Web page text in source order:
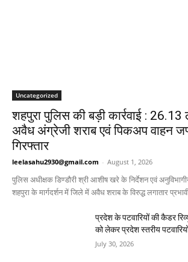
Uncategorized
शहपुरा पुलिस की बड़ी कार्रवाई :
अवैध अंग्रेजी शराब एवं पिकअप वाहन
गिरफ्तार
leelasahu2930@gmail.com - August 1, 2026
पुलिस अधीक्षक डिण्डौरी श्री आशीष खरे के निर्देशन एवं
शहपुरा के मार्गदर्शन में जिले में अवैध शराब के विरुद्ध लगातार
प्रदेश के पटवारियों की कैडर
को लेकर प्रदेश स्तरीय
July 30, 2026